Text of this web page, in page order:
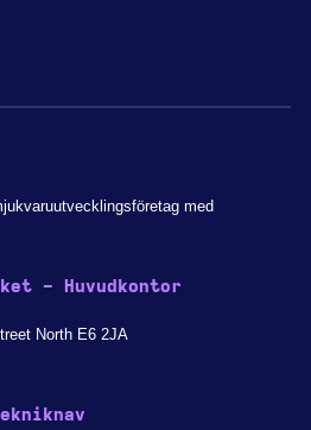
med
- Huvudkontor
North E6 2JA